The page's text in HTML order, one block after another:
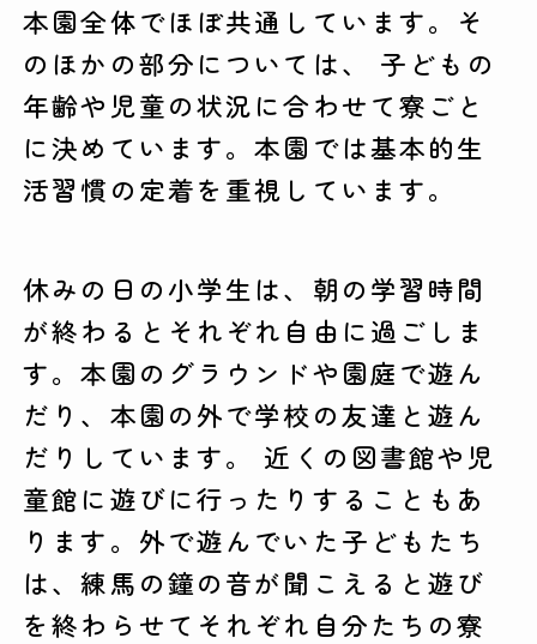
本園全体でほぼ共通しています。そ
のほかの部分については、 子どもの
年齢や児童の状況に合わせて寮ごと
に決めています。本園では基本的生
活習慣の定着を重視しています。
休みの日の小学生は、朝の学習時間
が終わるとそれぞれ自由に過ごしま
す。本園のグラウンドや園庭で遊ん
だり、本園の外で学校の友達と遊ん
だりしています。 近くの図書館や児
童館に遊びに行ったりすることもあ
ります。外で遊んでいた子どもたち
は、練馬の鐘の音が聞こえると遊び
を終わらせてそれぞれ自分たちの寮